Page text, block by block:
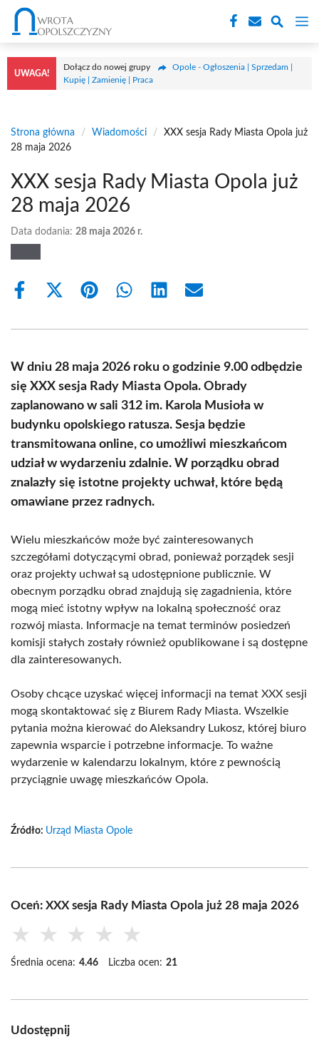
Przejdź
treści
UWAGA!
Dołącz do nowej grupy
Opole - Ogłoszenia | Sprzedam |
Kupię | Zamienię | Praca
Strona główna / Wiadomości /
XXX sesja Rady Miasta Opola już
28 maja 2026
XXX sesja Rady Miasta Opola już
28 maja 2026
Data dodania: 28 maja 2026 r.
Share
Share
(Twitter)
Share Share Share Share
W dniu 28 maja 2026 roku o godzinie 9.00 odbędzie
się XXX sesja Rady Miasta Opola. Obrady
zaplanowano w sali 312 im. Karola Musioła w
budynku opolskiego ratusza. Sesja będzie
transmitowana online, co umożliwi mieszkańcom
udział w wydarzeniu zdalnie. W porządku obrad
znalazły się istotne projekty uchwał, które będą
omawiane przez radnych.
Wielu mieszkańców może być zainteresowanych
szczegółami dotyczącymi obrad, ponieważ porządek sesji
oraz projekty uchwał są udostępnione publicznie. W
obecnym porządku obrad znajdują się zagadnienia, które
mogą mieć istotny wpływ na lokalną społeczność oraz
rozwój miasta. Informacje na temat terminów posiedzeń
komisji stałych zostały również opublikowane i są dostępne
dla zainteresowanych.
Osoby chcące uzyskać więcej informacji na temat XXX sesji
mogą skontaktować się z Biurem Rady Miasta. Wszelkie
pytania można kierować do Aleksandry Lukosz, której biuro
zapewnia wsparcie i potrzebne informacje. To ważne
wydarzenie w kalendarzu lokalnym, które z pewnością
przyciągnie uwagę mieszkańców Opola.
Źródło: Urząd Miasta Opole
Oceń: XXX sesja Rady Miasta Opola już 28 maja 2026
★ ★ ★ ★ ★
Średnia ocena: 4.46 Liczba ocen: 21
Udostępnij